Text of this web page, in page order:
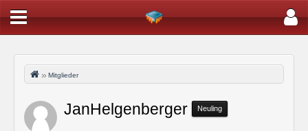
Mitglieder
JanHelgenberger Neuling